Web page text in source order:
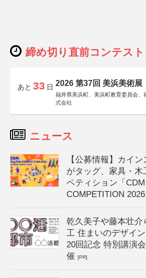
締め切り直前コンテスト
あと 33 日 2026 第37回 美浜美術展
福井県美浜町、美浜町教育委員会、
式会社
ニュース
【公募情報】カイ
がタッグ、家具・
ペティション「
COMPETITION
乾久美子や藤本壮介
工 住まいのデザイ
20回記念 特別講演
催[PR]